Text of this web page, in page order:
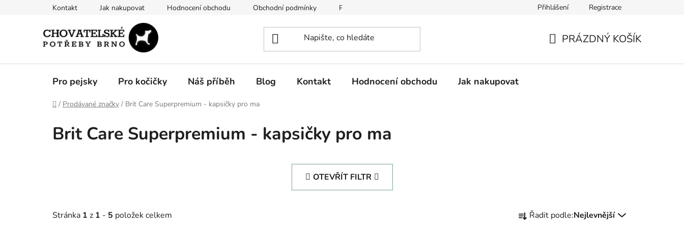
Kontakt Jak nakupovat Hodnocení obchodu Obchodní podmínky Podmínky ochrany osobních údajů Vzorový formulář pro odstoupení od smlouvy
Přihlášení Registrace
PRÁZDNÝ KOŠÍK
Pro pejsky Pro kočičky Náš příběh Blog Kontakt Hodnocení obchodu Jak nakupovat
Domů
/ Prodávané značky / Brit Care Superpremium - kapsičky pro ma
Brit Care Superpremium - kapsičky pro ma
OTEVŘÍT FILTR
Stránka 1 z 1 - 5 položek celkem
a Řadit podle:Nejlevnější